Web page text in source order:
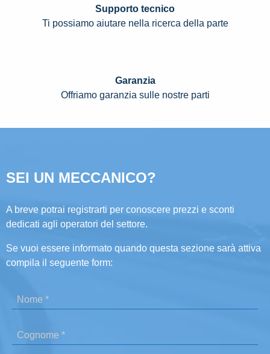
Supporto tecnico
Ti possiamo aiutare nella ricerca della parte
Garanzia
Offriamo garanzia sulle nostre parti
SEI UN MECCANICO?
A breve potrai registrarti per conoscere prezzi e sconti
dedicati agli operatori del settore.
Se vuoi essere informato quando questa sezione sarà attiva
compila il seguente form: